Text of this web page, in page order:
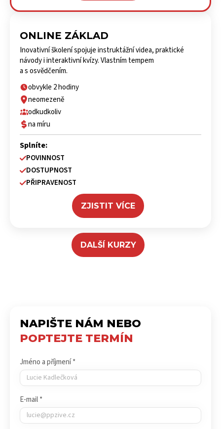
ONLINE ZÁKLAD
Inovativní školení spojuje instruktážní videa, praktické
návody i interaktivní kvízy. Vlastním tempem
a s osvědčením.
obvykle 2 hodiny
neomezeně
odkudkoliv
na míru
Splníte:
POVINNOST
DOSTUPNOST
PŘIPRAVENOST
ZJISTIT VÍCE
DALŠÍ KURZY
NAPIŠTE NÁM NEBO
POPTEJTE TERMÍN
Jméno a příjmení *
E-mail *